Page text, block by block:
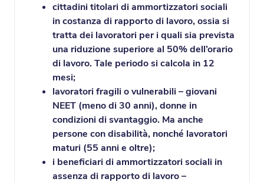
cittadini titolari di ammortizzatori sociali
in costanza di rapporto di lavoro, ossia si
tratta dei lavoratori per i quali sia prevista
una riduzione superiore al 50% dell’orario
di lavoro. Tale periodo si calcola in 12
mesi;
lavoratori fragili o vulnerabili – giovani
NEET (meno di 30 anni), donne in
condizioni di svantaggio. Ma anche
persone con disabilità, nonché lavoratori
maturi (55 anni e oltre);
i beneficiari di ammortizzatori sociali in
assenza di rapporto di lavoro –